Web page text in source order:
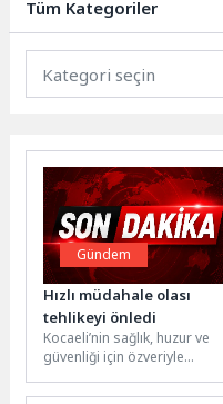
İlçe...
Tüm Kategoriler
Gündem
Hızlı müdahale olası
tehlikeyi önledi
Kocaeli’nin sağlık, huzur ve
güvenliği için özveriyle
yapanBüyükşehir Belediyesi